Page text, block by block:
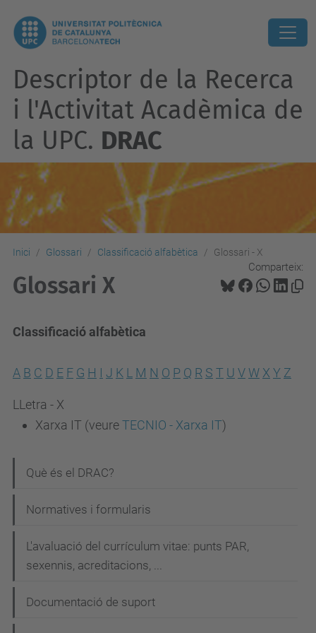
Descriptor de la Recerca
i l'Activitat Acadèmica de
la UPC. DRAC
Inici Glossari Classificació alfabètica Glossari - X
Comparteix:
Glossari X
Classificació alfabètica
A B C D E F G H I J K L M N O P Q R S T U VW X Y Z
LLetra - X
Xarxa IT (veureTECNIO - Xarxa IT)
a
v
a
c
Què és el DRAC?
Normatives i formularis
L'avaluació del currículum vitae: punts PAR,
sexennis, acreditacions, ...
Documentació de suport